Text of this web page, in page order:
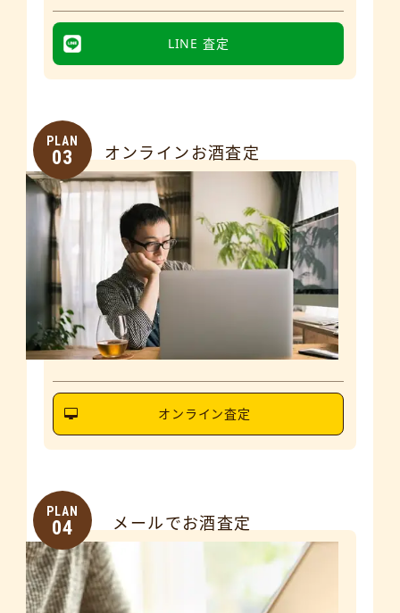
LINE 査定
PLAN
03 オンラインお酒査定
オンライン査定
PLAN
04 メールでお酒査定